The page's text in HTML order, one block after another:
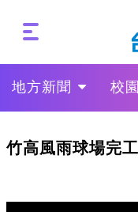
地方新聞 校園
竹高風雨球場完